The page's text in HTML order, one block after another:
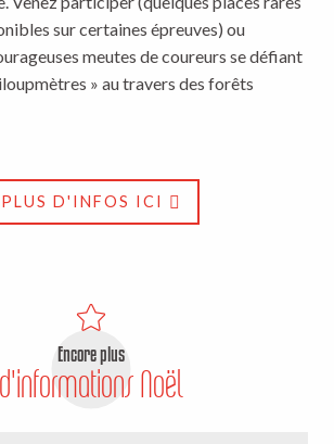
sur certaines épreuves) ou
meutes de coureurs se défiant
» au travers des forêts
PLUS D'INFOS ICI
Encore plus
d'informations Noël